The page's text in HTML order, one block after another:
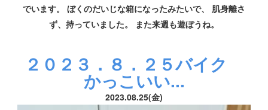
でいます。 ぼくのだいじな箱になったみたいで、 肌身離さ
ず、持っていました。 また来週も遊ぼうね。
２０２３．８．２５バイク
かっこいい...
2023.08.25(金)